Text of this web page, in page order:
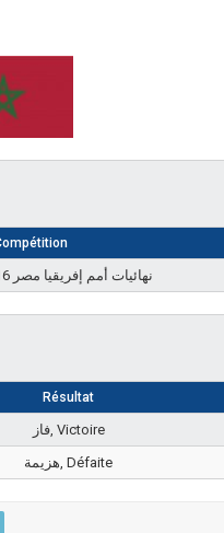
نهائيات أمم إفريقيا مصر 2016 المجموعة أ
Résultat
فاز, Victoire
هزيمة, Défaite